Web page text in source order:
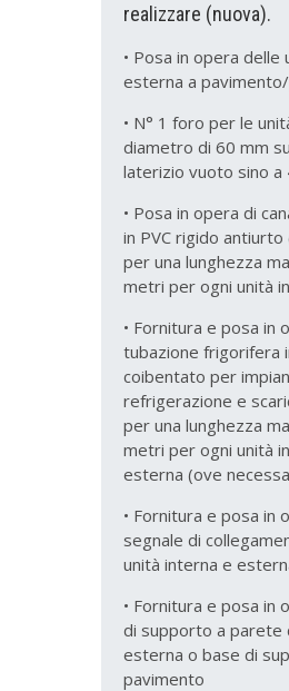
realizzare (nuova).
• Posa in opera
esterna a
• N° 1 foro per le
diametro di 60 mm
laterizio vuoto sino a
• Posa in opera di
in PVC rigido
per una lunghezza
metri per ogni unità
• Fornitura e posa in
tubazione frigorifera
coibentato per
refrigerazione e
per una lunghezza
metri per ogni unità
esterna (ove
• Fornitura e posa in
segnale di
unità interna e
• Fornitura e posa in
di supporto a parete
esterna o base di
pavimento